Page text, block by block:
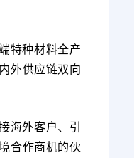
特种材料全产
外供应链双向
海外客户、引
合作商机的伙